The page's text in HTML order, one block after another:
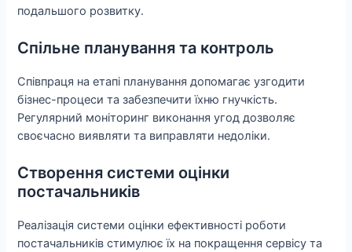
подальшого розвитку.
Спільне планування та контроль
Співпраця на етапі планування допомагає узгодити
бізнес-процеси та забезпечити їхню гнучкість.
Регулярний моніторинг виконання угод дозволяє
своєчасно виявляти та виправляти недоліки.
Створення системи оцінки
постачальників
Реалізація системи оцінки ефективності роботи
постачальників стимулює їх на покращення сервісу та